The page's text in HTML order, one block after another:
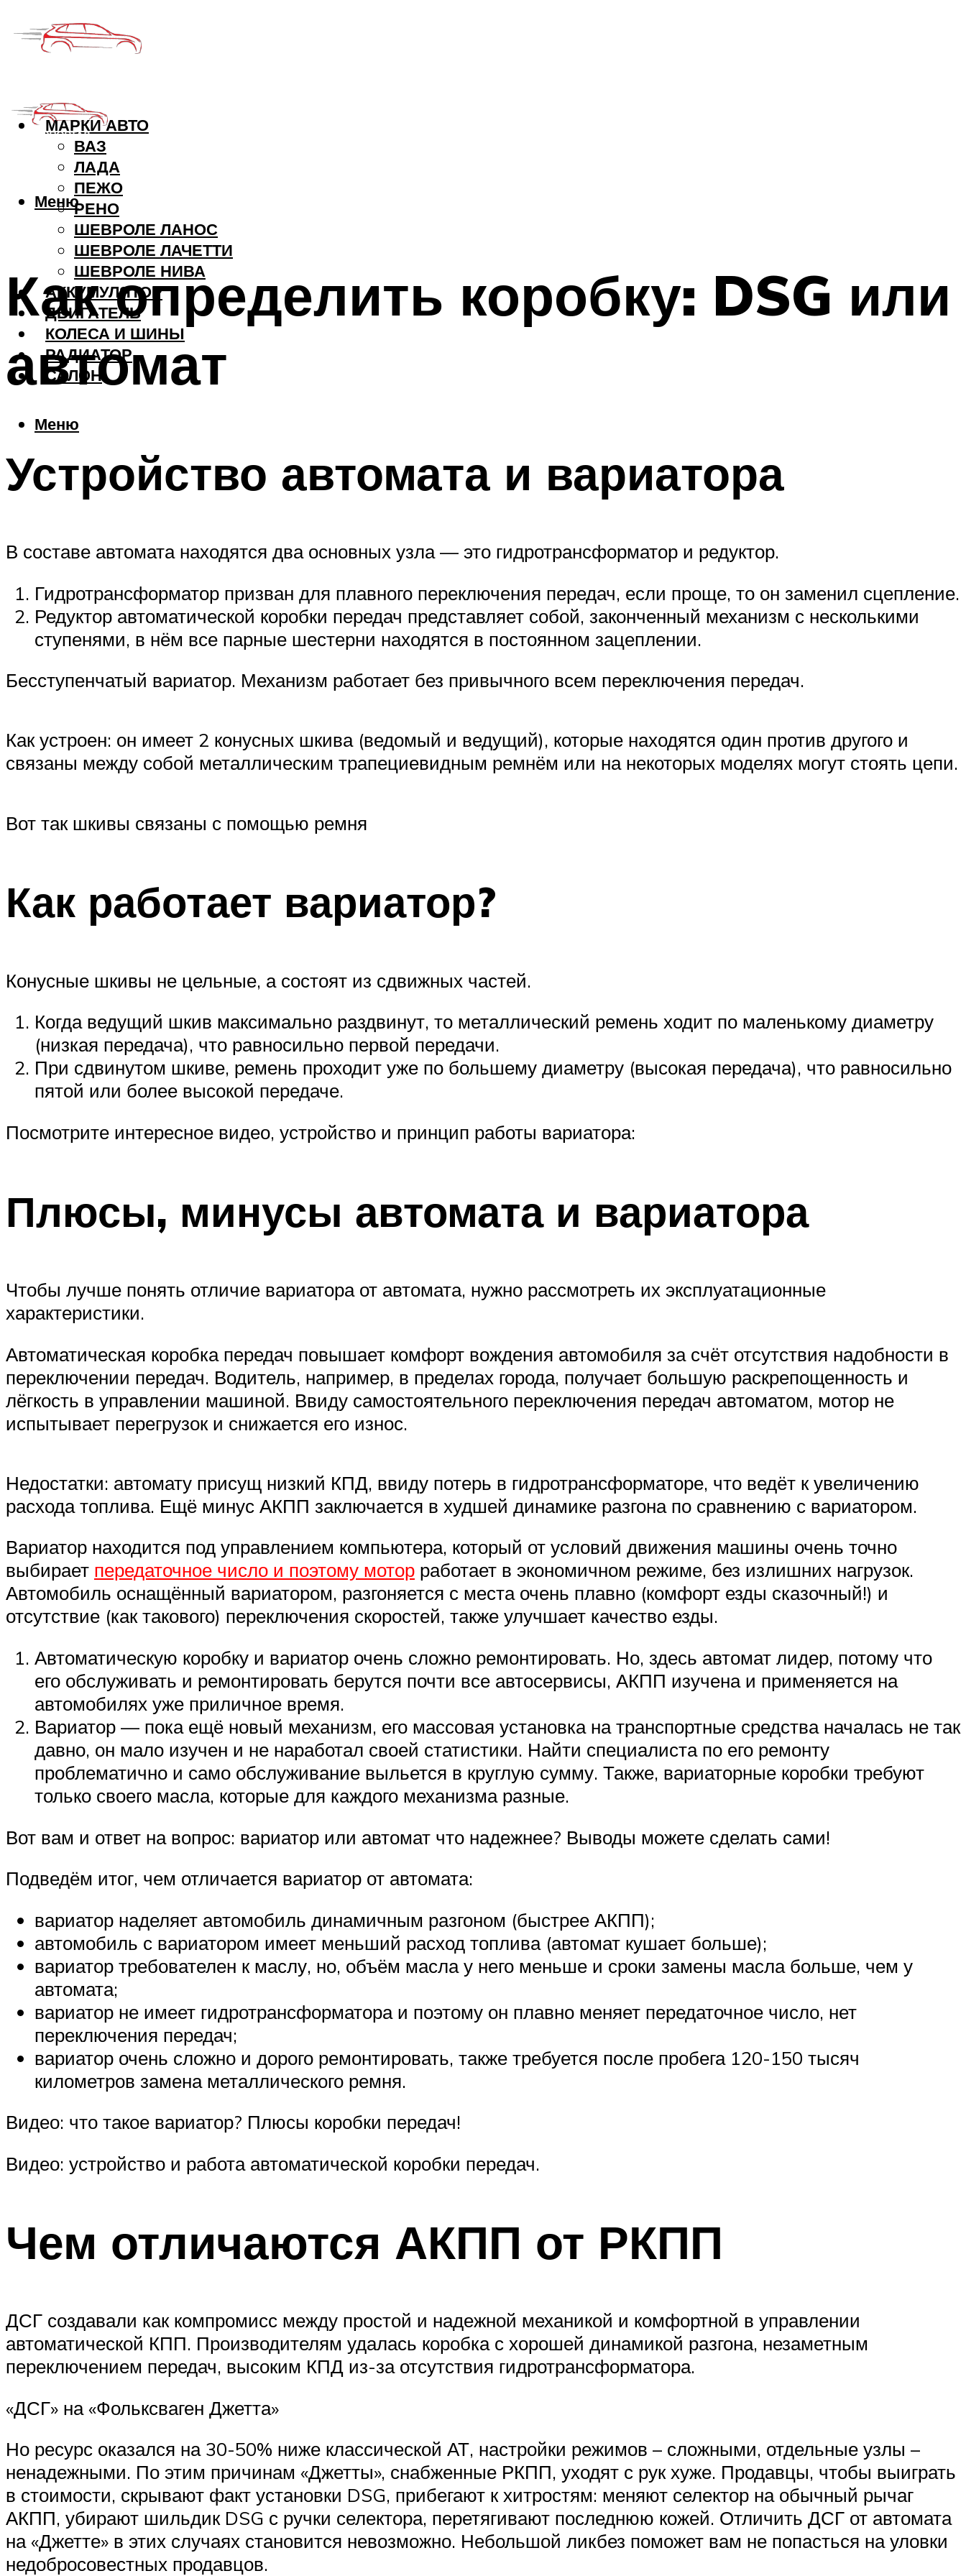
МАРКИ АВТО
ВАЗ
ЛАДА
ПЕЖО
РЕНО
ШЕВРОЛЕ ЛАНОС
ШЕВРОЛЕ ЛАЧЕТТИ
ШЕВРОЛЕ НИВА
АККУМУЛЯТОР
ДВИГАТЕЛЬ
КОЛЕСА И ШИНЫ
РАДИАТОР
САЛОН
Меню
Меню
Как определить коробку: DSG или
автомат
Устройство автомата и вариатора
В составе автомата находятся два основных узла — это гидротрансформатор и редуктор.
Гидротрансформатор призван для плавного переключения передач, если проще, то он заменил сцепление.
Редуктор автоматической коробки передач представляет собой, законченный механизм с несколькими
ступенями, в нём все парные шестерни находятся в постоянном зацеплении.
Бесступенчатый вариатор. Механизм работает без привычного всем переключения передач.
Как устроен: он имеет 2 конусных шкива (ведомый и ведущий), которые находятся один против другого и
связаны между собой металлическим трапециевидным ремнём или на некоторых моделях могут стоять цепи.
Вот так шкивы связаны с помощью ремня
Как работает вариатор?
Конусные шкивы не цельные, а состоят из сдвижных частей.
Когда ведущий шкив максимально раздвинут, то металлический ремень ходит по маленькому диаметру
(низкая передача), что равносильно первой передачи.
При сдвинутом шкиве, ремень проходит уже по большему диаметру (высокая передача), что равносильно
пятой или более высокой передаче.
Посмотрите интересное видео, устройство и принцип работы вариатора:
Плюсы, минусы автомата и вариатора
Чтобы лучше понять отличие вариатора от автомата, нужно рассмотреть их эксплуатационные
характеристики.
Автоматическая коробка передач повышает комфорт вождения автомобиля за счёт отсутствия надобности в
переключении передач. Водитель, например, в пределах города, получает большую раскрепощенность и
лёгкость в управлении машиной. Ввиду самостоятельного переключения передач автоматом, мотор не
испытывает перегрузок и снижается его износ.
Недостатки: автомату присущ низкий КПД, ввиду потерь в гидротрансформаторе, что ведёт к увеличению
расхода топлива. Ещё минус АКПП заключается в худшей динамике разгона по сравнению с вариатором.
Вариатор находится под управлением компьютера, который от условий движения машины очень точно
выбирает передаточное число и поэтому мотор работает в экономичном режиме, без излишних нагрузок.
Автомобиль оснащённый вариатором, разгоняется с места очень плавно (комфорт езды сказочный!) и
отсутствие (как такового) переключения скоростей, также улучшает качество езды.
Автоматическую коробку и вариатор очень сложно ремонтировать. Но, здесь автомат лидер, потому что
его обслуживать и ремонтировать берутся почти все автосервисы, АКПП изучена и применяется на
автомобилях уже приличное время.
Вариатор — пока ещё новый механизм, его массовая установка на транспортные средства началась не так
давно, он мало изучен и не наработал своей статистики. Найти специалиста по его ремонту
проблематично и само обслуживание выльется в круглую сумму. Также, вариаторные коробки требуют
только своего масла, которые для каждого механизма разные.
Вот вам и ответ на вопрос: вариатор или автомат что надежнее? Выводы можете сделать сами!
Подведём итог, чем отличается вариатор от автомата:
вариатор наделяет автомобиль динамичным разгоном (быстрее АКПП);
автомобиль с вариатором имеет меньший расход топлива (автомат кушает больше);
вариатор требователен к маслу, но, объём масла у него меньше и сроки замены масла больше, чем у
автомата;
вариатор не имеет гидротрансформатора и поэтому он плавно меняет передаточное число, нет
переключения передач;
вариатор очень сложно и дорого ремонтировать, также требуется после пробега 120-150 тысяч
километров замена металлического ремня.
Видео: что такое вариатор? Плюсы коробки передач!
Видео: устройство и работа автоматической коробки передач.
Чем отличаются АКПП от РКПП
ДСГ создавали как компромисс между простой и надежной механикой и комфортной в управлении
автоматической КПП. Производителям удалась коробка с хорошей динамикой разгона, незаметным
переключением передач, высоким КПД из-за отсутствия гидротрансформатора.
«ДСГ» на «Фольксваген Джетта»
Но ресурс оказался на 30-50% ниже классической АТ, настройки режимов – сложными, отдельные узлы –
ненадежными. По этим причинам «Джетты», снабженные РКПП, уходят с рук хуже. Продавцы, чтобы выиграть
в стоимости, скрывают факт установки DSG, прибегают к хитростям: меняют селектор на обычный рычаг
АКПП, убирают шильдик DSG с ручки селектора, перетягивают последнюю кожей. Отличить ДСГ от автомата
на «Джетте» в этих случаях становится невозможно. Небольшой ликбез поможет вам не попасться на уловки
недобросовестных продавцов.